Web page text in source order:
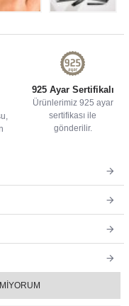
925 Ayar Sertifikalı
Ürünlerimiz 925 ayar
sertifikası ile
gönderilir.